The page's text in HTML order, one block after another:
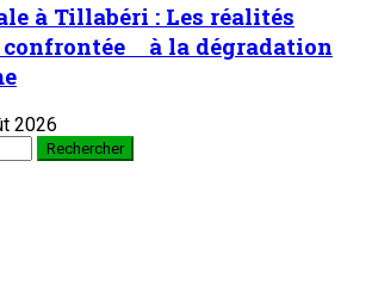
à Tillabéri : Les réalités
confrontée à la dégradation
2026